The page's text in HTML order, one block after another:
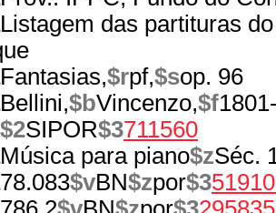
Listagem das partituras
Fantasias,$rpf,$sop. 96
Bellini,$bVincenzo,$f
$2SIPOR$3711560
Música para piano$zSéc.
78.083$vBN$zpor$3